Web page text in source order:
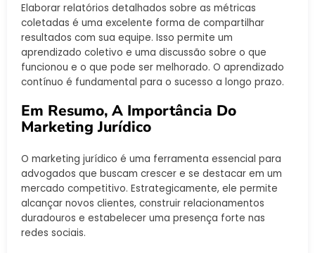
Elaborar relatórios detalhados sobre as métricas
coletadas é uma excelente forma de compartilhar
resultados com sua equipe. Isso permite um
aprendizado coletivo e uma discussão sobre o que
funcionou e o que pode ser melhorado. O aprendizado
contínuo é fundamental para o sucesso a longo prazo.
Em Resumo, A Importância Do
Marketing Jurídico
O marketing jurídico é uma ferramenta essencial para
advogados que buscam crescer e se destacar em um
mercado competitivo. Estrategicamente, ele permite
alcançar novos clientes, construir relacionamentos
duradouros e estabelecer uma presença forte nas
redes sociais.